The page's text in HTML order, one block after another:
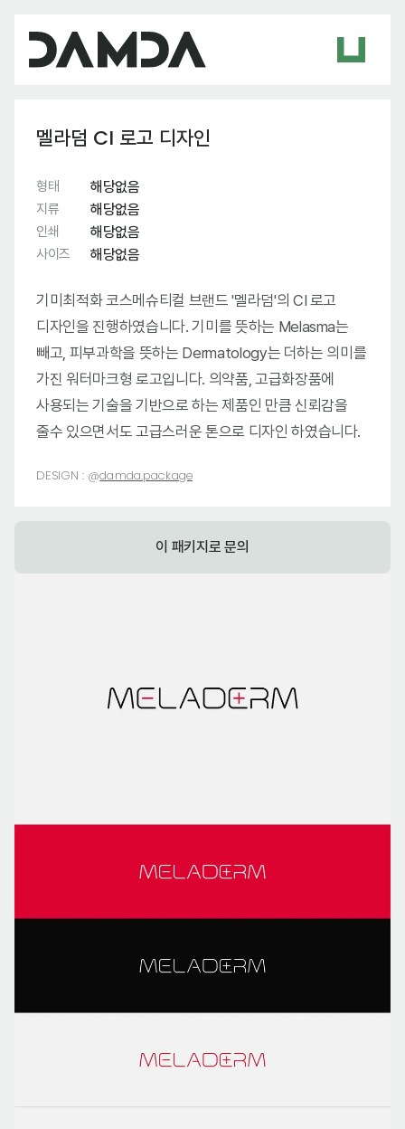
멜라덤 CI 로고 디자인
형태 해당없음
지류 해당없음
인쇄 해당없음
사이즈 해당없음
기미최적화 코스메슈티컬 브랜드 '멜라덤'의 CI 로고
디자인을 진행하였습니다. 기미를 뜻하는 Melasma는
빼고, 피부과학을 뜻하는 Dermatology는 더하는 의미를
가진 워터마크형 로고입니다. 의약품, 고급화장품에
사용되는 기술을 기반으로 하는 제품인 만큼 신뢰감을
줄수 있으면서도 고급스러운 톤으로 디자인 하였습니다.
DESIGN : @damda.package
이 패키지로 문의